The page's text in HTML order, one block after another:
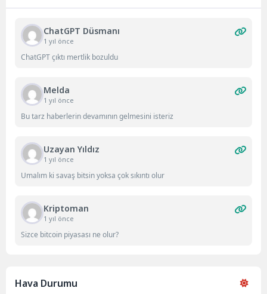
ChatGPT Düsmanı
1 yıl önce
ChatGPT çıktı mertlik bozuldu
Melda
1 yıl önce
Bu tarz haberlerin devamının gelmesini isteriz
Uzayan Yıldız
1 yıl önce
Umalım ki savaş bitsin yoksa çok sıkıntı olur
Kriptoman
1 yıl önce
Sizce bitcoin piyasası ne olur?
Hava Durumu